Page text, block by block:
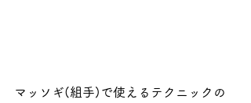
マッソギ(組手)で使えるテクニックの